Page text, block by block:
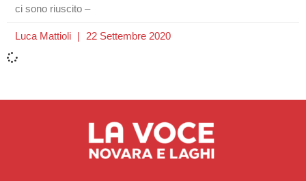
ci sono riuscito –
Luca Mattioli 22 Settembre 2020